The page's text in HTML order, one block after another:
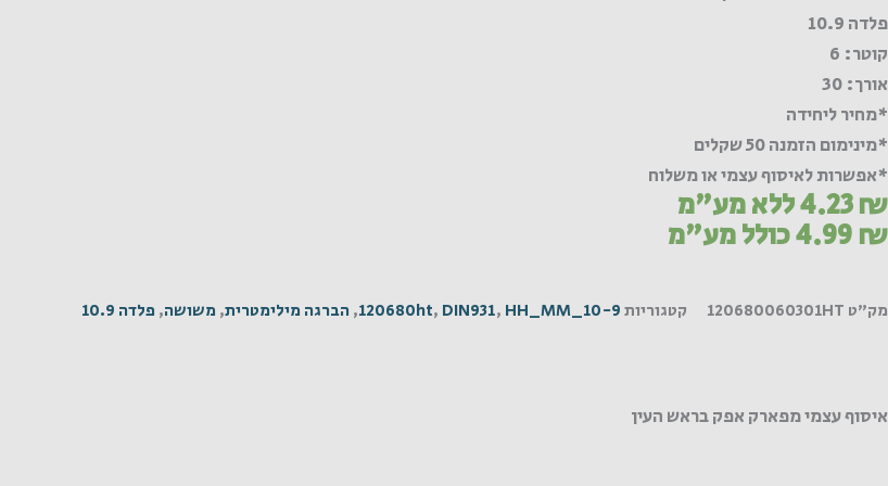
פלדה 10.9
קוטר: 6
אורך: 30
*מחיר ליחידה
*מינימום הזמנה 50 שקלים
*אפשרות לאיסוף עצמי או משלוח
4.23₪ ללא מע"מ
4.99₪ כולל מע"מ
מק"ט 120680060301HT קטגוריות 120680ht, DIN931, HH_MM_10-9
, הברגה מילימטרית, משושה, פלדה 10.9
איסוף עצמי מפארק אפק בראש העין